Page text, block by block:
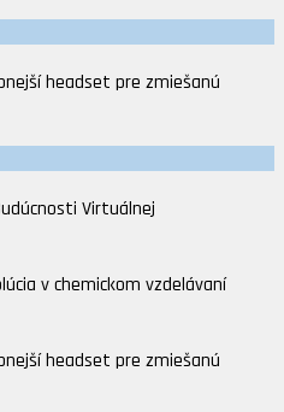
headset pre zmiešanú
Virtuálnej
v chemickom vzdelávaní
headset pre zmiešanú